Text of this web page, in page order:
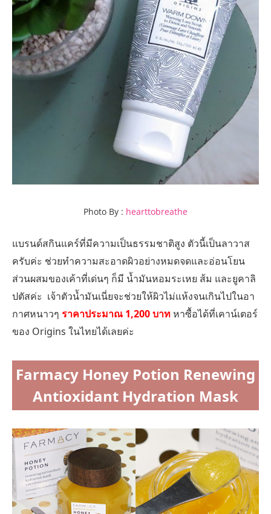
Photo By : hearttobreathe
แบรนด์สกินแคร์ที่มีความเป็นธรรมชาติสูง ตัวนี้เป็นลาวาส
ครับค่ะ ช่วยทำความสะอาดผิวอย่างหมดจดและอ่อนโยน
ส่วนผสมของเค้าที่เด่นๆ ก็มี น้ำมันหอมระเหย ส้ม และยูคาลิ
ปตัสค่ะ เจ้าตัวน้ำมันเนี่ยจะช่วยให้ผิวไม่แห้งจนเกินไปในอา
กาศหนาวๆ ราคาประมาณ 1,200 บาทหาซื้อได้ที่เคาน์เตอร์
ของ Origins ในไทยได้เลยค่ะ
Farmacy Honey Potion Renewing
Antioxidant Hydration Mask